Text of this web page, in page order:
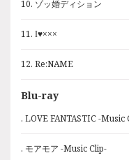
10. ゾッ婚ディション
11. I♥×××
12. Re:NAME
Blu-ray
. LOVE FANTASTIC -Music
. モアモア -Music Clip-
10. ゾッ婚ディション
11. I♥×××
12. Re:NAME
DVD
. LOVE FANTASTIC -Music
. モアモア -Music Clip-
10. ゾッ婚ディション
11. I♥×××
12. Re:NAME